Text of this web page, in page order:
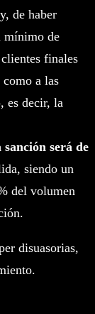
y, de haber
mínimo de
finales
a las
es decir, la
será de
siendo un
del volumen
disuasorias,